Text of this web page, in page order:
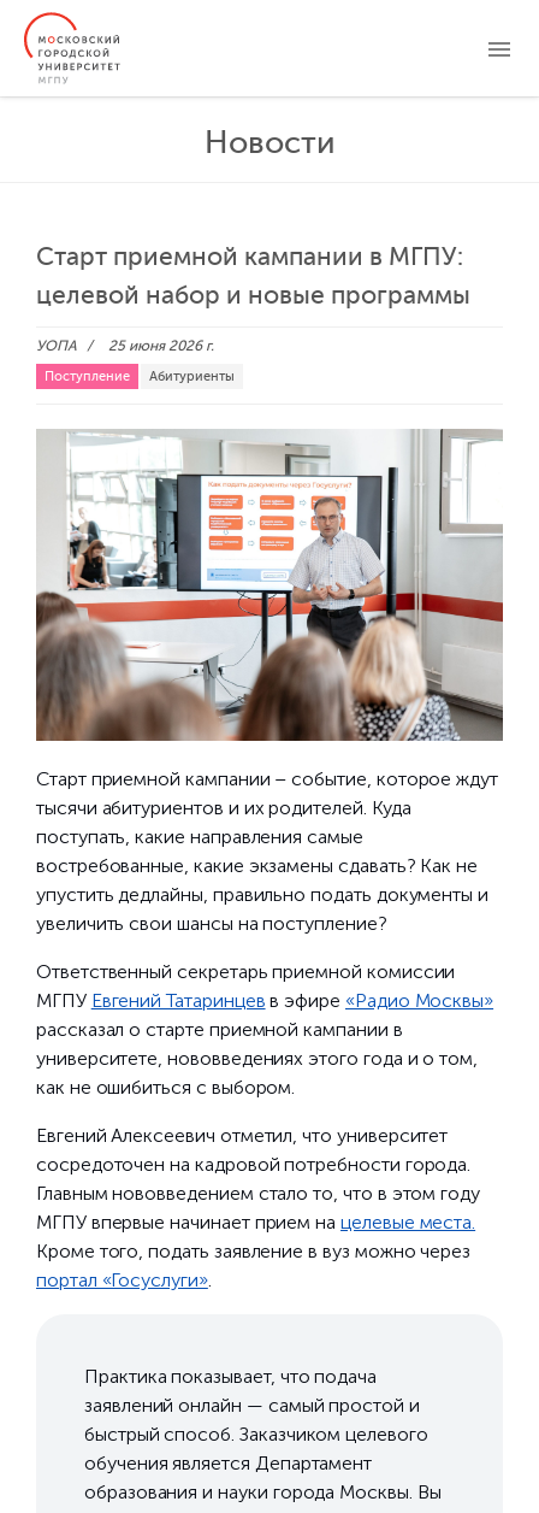
НАУКА
ENGНовости
Старт приемной кампании в МГПУ:
целевой набор и новые программы
УОПА 25 июня 2026 г.
Поступление Абитуриенты
Старт приемной кампании – событие, которое ждут
тысячи абитуриентов и их родителей. Куда
поступать, какие направления самые
востребованные, какие экзамены сдавать? Как не
упустить дедлайны, правильно подать документы и
увеличить свои шансы на поступление?
Ответственный секретарь приемной комиссии
МГПУ Евгений Татаринцев в эфире «Радио Москвы»
рассказал о старте приемной кампании в
университете, нововведениях этого года и о том,
как не ошибиться с выбором.
Евгений Алексеевич отметил, что университет
сосредоточен на кадровой потребности города.
Главным нововведением стало то, что в этом году
МГПУ впервые начинает прием нацелевые места.
Кроме того, подать заявление в вуз можно через
портал «Госуслуги».
Практика показывает, что подача
заявлений онлайн — самый простой и
быстрый способ. Заказчиком целевого
обучения является Департамент
образования и науки города Москвы. Вы